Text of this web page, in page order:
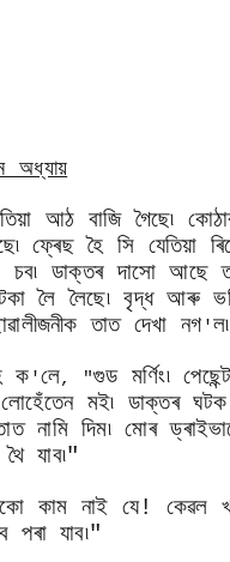
অধ্যায়
আঠ বাজি গৈছে৷
ফ্ৰেছ হৈ সি যেতিয়া
চব৷ ডাক্তৰ দাসো
টকা লৈ লৈছে৷ বৃদ্ধ আৰু
তাত দেখা নগ 'ল৷
ক 'লে, "গুড মৰ্ণিং৷
লোহেঁতেন মই৷ ডাক্তৰ
নামি দিম৷ মোৰ
যাব৷"
কাম নাই যে! কেৱল
পৰা যাব৷"